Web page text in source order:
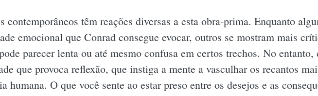
contemporâneos têm reações diversas a esta obra-prima. Enquanto
emocional que Conrad consegue evocar, outros se mostram mais
parecer lenta ou até mesmo confusa em certos trechos. No entanto,
que provoca reflexão, que instiga a mente a vasculhar os recantos
humana. O que você sente ao estar preso entre os desejos e as